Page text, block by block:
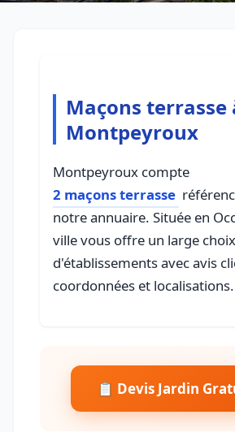
Maçons terrasse
Montpeyroux
Montpeyroux compte
2 maçons terrasse
notre annuaire. Située en
ville vous offre un large choix
d'établissements avec avis
coordonnées et localisations.
📋 Devis Jardin